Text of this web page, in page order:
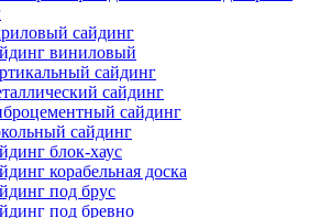
сайдинг
виниловый
сайдинг
сайдинг
сайдинг
сайдинг
блок-хаус
корабельная доска
под брус
под бревно